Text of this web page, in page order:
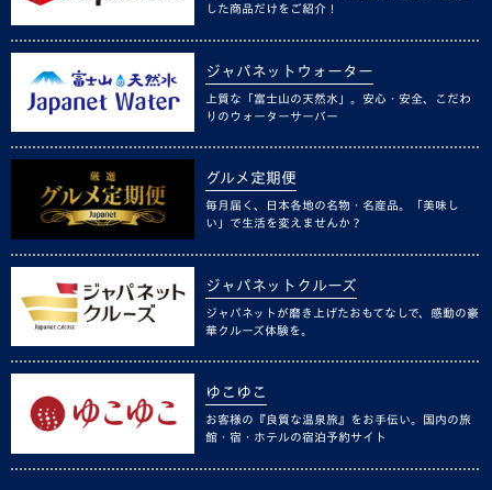
した商品だけをご紹介！
ジャパネットウォーター
上質な「富士山の天然水」。安心・安全、こだわ
りのウォーターサーバー
グルメ定期便
毎月届く、日本各地の名物・名産品。「美味し
い」で生活を変えませんか？
ジャパネットクルーズ
ジャパネットが磨き上げたおもてなしで、感動の豪
華クルーズ体験を。
ゆこゆこ
お客様の『良質な温泉旅』をお手伝い。国内の旅
館・宿・ホテルの宿泊予約サイト